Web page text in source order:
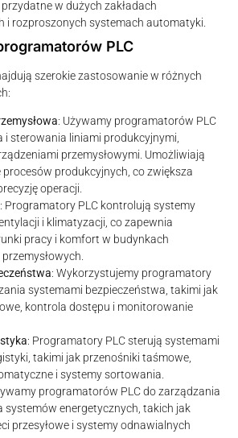
w dużych zakładach
i rozproszonych systemach automatyki.
PLC
szerokie zastosowanie w różnych
: Używamy programatorów PLC
i sterowania liniami produkcyjnymi,
przemysłowymi. Umożliwiają
produkcyjnych, co zwiększa
operacji.
: Programatory PLC kontrolują systemy
i klimatyzacji, co zapewnia
pracy i komfort w budynkach
: Wykorzystujemy programatory
systemami bezpieczeństwa, takimi jak
kontrola dostępu i monitorowanie
: Programatory PLC sterują systemami
takimi jak przenośniki taśmowe,
i systemy sortowania.
programatorów PLC do zarządzania
systemów energetycznych, takich jak
przesyłowe i systemy odnawialnych